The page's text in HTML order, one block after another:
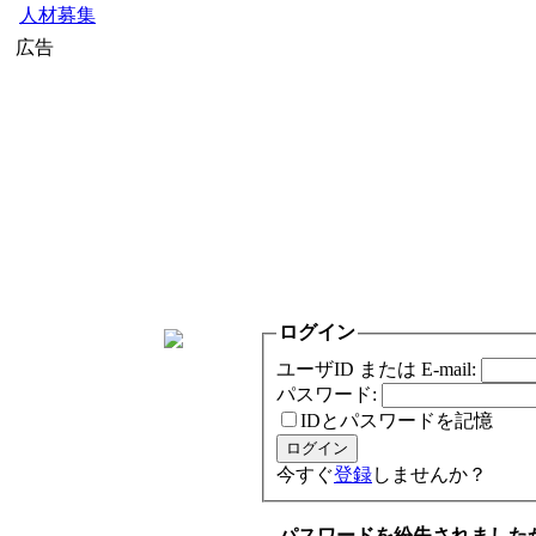
人材募集
広告
ログイン
ユーザID または E-mail:
パスワード:
IDとパスワードを記憶
今すぐ登録しませんか？